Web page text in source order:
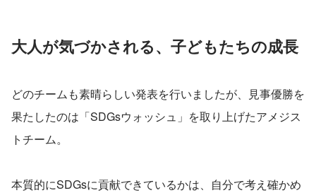
大人が気づかされる、子どもたちの成長
どのチームも素晴らしい発表を行いましたが、見事優勝を
果たしたのは「SDGsウォッシュ」を取り上げたアメジス
トチーム。
本質的にSDGsに貢献できているかは、自分で考え確かめ